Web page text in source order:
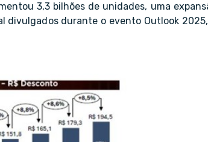
3,3 bilhões de unidades, uma
divulgados durante o evento Outlook